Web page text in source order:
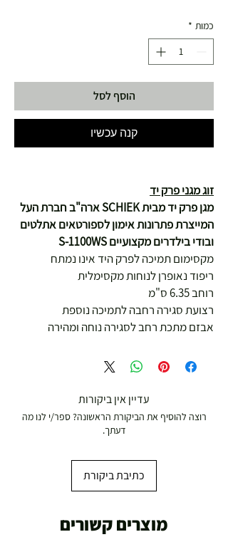
כמות *
הוסף לסל
קנה עכשיו
זוג מגני פרק יד
מגן פרק יד מבית SCHIEK ארה"ב חברת העל
המייצרת פתרונות אימון לספורטאים אתלטים
ובודי בילדרים מקצועיים S-1100WS
מקסימום תמיכה לפרק היד אינו נמתח
ריפוד נאופרן לנוחות מקסימלית
רוחב 6.35 ס"מ
רצועת סגירה רחבה לתמיכה נוספת
אבזם מתכת רחב לסגירה נוחה ומהירה
עדיין אין ביקורות
רוצה להוסיף את הביקורת הראשונה? ספר/י לנו מה
דעתך.
כתיבת ביקורת
מוצרים קשורים